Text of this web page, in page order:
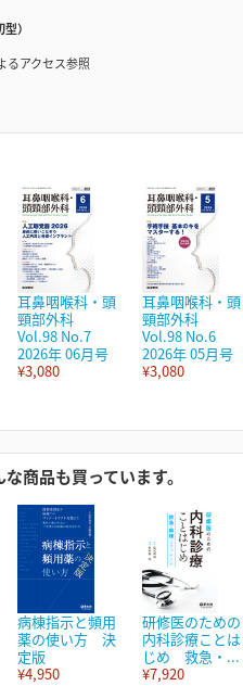
）
るアクセス参照
耳鼻咽喉科・頭
頸部外科
Vol.98 No.7
2026年 06月号
¥3,080
耳鼻咽喉科・頭
頸部外科
Vol.98 No.6
2026年 05月号
¥3,080
商品も買っています。
病棟指示と頻用
薬の使い方 決
定版
¥4,950
研修医のための
内科診療ことは
じめ 救急・...
¥7,920